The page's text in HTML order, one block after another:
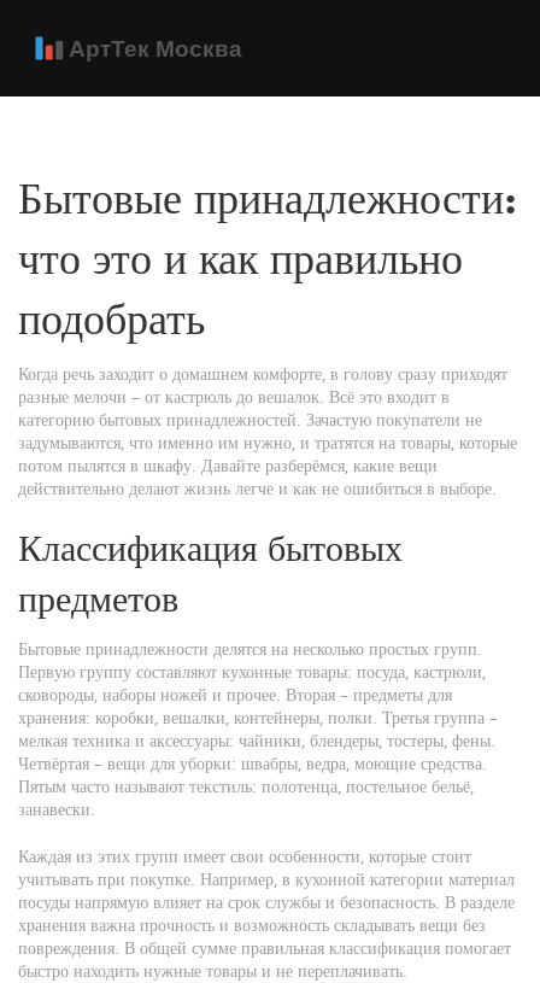
Бытовые принадлежности:
что это и как правильно
подобрать
Когда речь заходит о домашнем комфорте, в голову сразу приходят
разные мелочи – от кастрюль до вешалок. Всё это входит в
категорию бытовых принадлежностей. Зачастую покупатели не
задумываются, что именно им нужно, и тратятся на товары, которые
потом пылятся в шкафу. Давайте разберёмся, какие вещи
действительно делают жизнь легче и как не ошибиться в выборе.
Классификация бытовых
предметов
Бытовые принадлежности делятся на несколько простых групп.
Первую группу составляют кухонные товары: посуда, кастрюли,
сковороды, наборы ножей и прочее. Вторая – предметы для
хранения: коробки, вешалки, контейнеры, полки. Третья группа –
мелкая техника и аксессуары: чайники, блендеры, тостеры, фены.
Четвёртая – вещи для уборки: швабры, ведра, моющие средства.
Пятым часто называют текстиль: полотенца, постельное бельё,
занавески.
Каждая из этих групп имеет свои особенности, которые стоит
учитывать при покупке. Например, в кухонной категории материал
посуды напрямую влияет на срок службы и безопасность. В разделе
хранения важна прочность и возможность складывать вещи без
повреждения. В общей сумме правильная классификация помогает
быстро находить нужные товары и не переплачивать.